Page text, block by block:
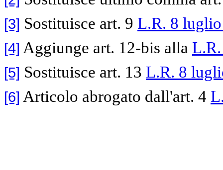
[3] Sostituisce art. 9 L.R. 8
[4] Aggiunge art. 12-bis alla
[5] Sostituisce art. 13 L.R. 8
[6] Articolo abrogato dall'art. 4